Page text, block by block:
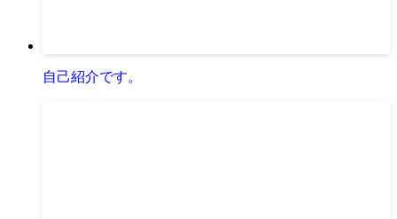
自己紹介です。